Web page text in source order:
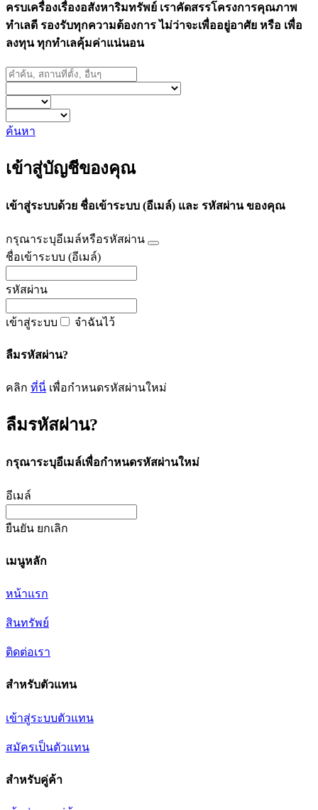
ครบเครื่องเรื่องอสังหาริมทรัพย์ เราคัดสรรโครงการคุณภาพ
ทำเลดี รองรับทุกความต้องการ ไม่ว่าจะเพื่ออยู่อาศัย หรือ เพื่อ
ลงทุน ทุกทำเลคุ้มค่าแน่นอน
ค้นหา
เข้าสู่บัญชีของคุณ
เข้าสู่ระบบด้วย ชื่อเข้าระบบ (อีเมล์) และ รหัสผ่าน ของคุณ
กรุณาระบุอีเมล์หรือรหัสผ่าน
ชื่อเข้าระบบ (อีเมล์)
รหัสผ่าน
เข้าสู่ระบบ จำฉันไว้
ลืมรหัสผ่าน?
คลิก ที่นี่ เพื่อกำหนดรหัสผ่านใหม่
ลืมรหัสผ่าน?
กรุณาระบุอีเมล์เพื่อกำหนดรหัสผ่านใหม่
อีเมล์
ยืนยัน ยกเลิก
เมนูหลัก
หน้าแรก
สินทรัพย์
ติดต่อเรา
สำหรับตัวแทน
เข้าสู่ระบบตัวแทน
สมัครเป็นตัวแทน
สำหรับคู่ค้า